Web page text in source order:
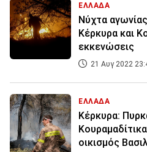
ΕΛΛΑΔΑ
Νύχτα
Κέρκυρα και
εκκενώσεις
21 Αυγ 2022
ΕΛΛΑΔΑ
Κέρκυρα:
οικισμός